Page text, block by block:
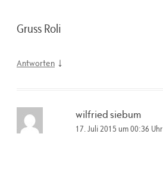
Gruss Roli
Antworten ↓
wilfried siebum
17. Juli 2015 um 00:36 Uhr